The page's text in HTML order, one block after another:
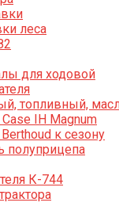
леса
для ходовой
топливный,
IH Magnum
к сезону
полуприцепа
К-744